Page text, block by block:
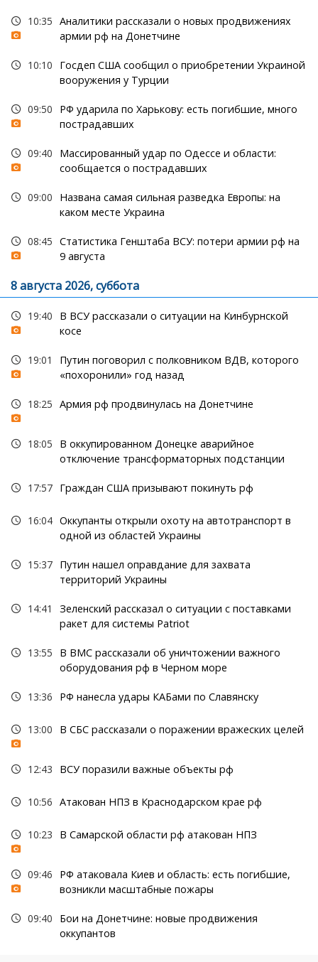
10:35 Аналитики рассказали о новых продвижениях
армии рф на Донетчине
10:10
Госдеп США сообщил о приобретении Украиной
вооружения у Турции
09:50
РФ ударила по Харькову: есть погибшие, много
пострадавших
09:40
Массированный удар по Одессе и области:
сообщается о пострадавших
09:00
Названа самая сильная разведка Европы: на
каком месте Украина
08:45 Статистика Генштаба ВСУ: потери армии рф на
9 августа
8 августа 2026, суббота
19:40
В ВСУ рассказали о ситуации на Кинбурнской
косе
19:01
Путин поговорил с полковником ВДВ, которого
«похоронили» год назад
18:25 Армия рф продвинулась на Донетчине
18:05
В оккупированном Донецке аварийное
отключение трансформаторных подстанции
17:57 Граждан США призывают покинуть рф
16:04 Оккупанты открыли охоту на автотранспорт в
одной из областей Украины
15:37 Путин нашел оправдание для захвата
территорий Украины
14:41
Зеленский рассказал о ситуации с поставками
ракет для системы Patriot
13:55
В ВМС рассказали об уничтожении важного
оборудования рф в Черном море
13:36 РФ нанесла удары КАБами по Славянску
13:00 В СБС рассказали о поражении вражеских целей
12:43 ВСУ поразили важные объекты рф
10:56 Атакован НПЗ в Краснодарском крае рф
10:23 В Самарской области рф атакован НПЗ
09:46
РФ атаковала Киев и область: есть погибшие,
возникли масштабные пожары
09:40
Бои на Донетчине: новые продвижения
оккупантов